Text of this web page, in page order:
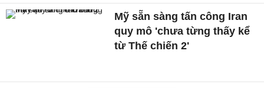
Mỹ sẵn sàng tấn công Iran
quy mô 'chưa từng thấy kể
từ Thế chiến 2'